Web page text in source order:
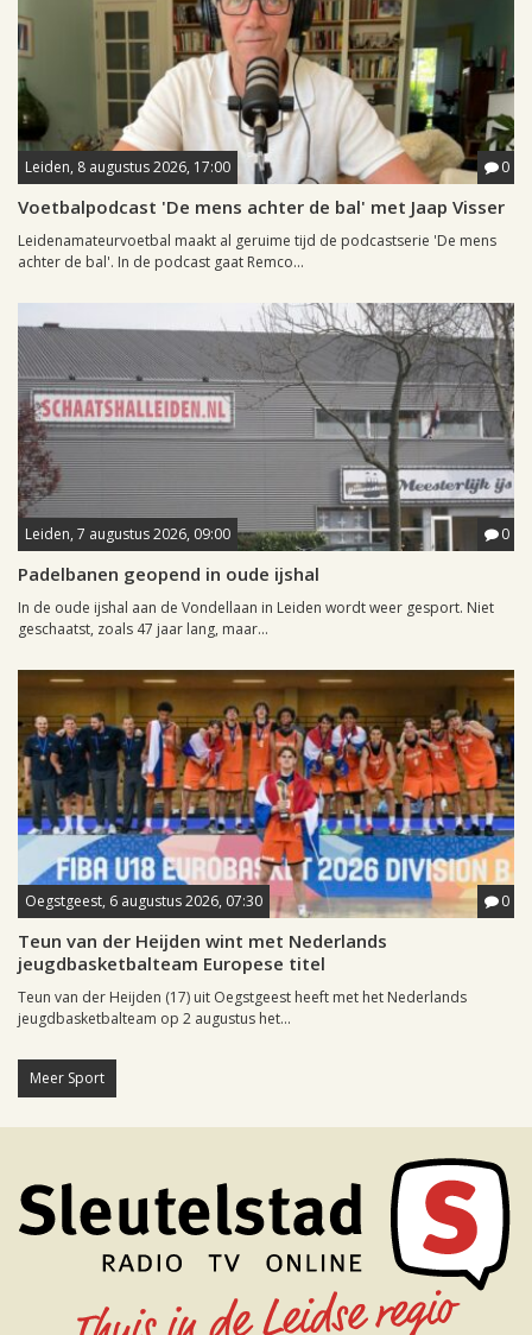
Leiden, 8 augustus 2026, 17:00 0
Voetbalpodcast 'De mens achter de bal' met Jaap Visser
Leidenamateurvoetbal maakt al geruime tijd de podcastserie 'De mens
achter de bal'. In de podcast gaat Remco...
Leiden, 7 augustus 2026, 09:00 0
Padelbanen geopend in oude ijshal
In de oude ijshal aan de Vondellaan in Leiden wordt weer gesport. Niet
geschaatst, zoals 47 jaar lang, maar...
Oegstgeest, 6 augustus 2026, 07:30 0
Teun van der Heijden wint met Nederlands
jeugdbasketbalteam Europese titel
Teun van der Heijden (17) uit Oegstgeest heeft met het Nederlands
jeugdbasketbalteam op 2 augustus het...
Meer Sport